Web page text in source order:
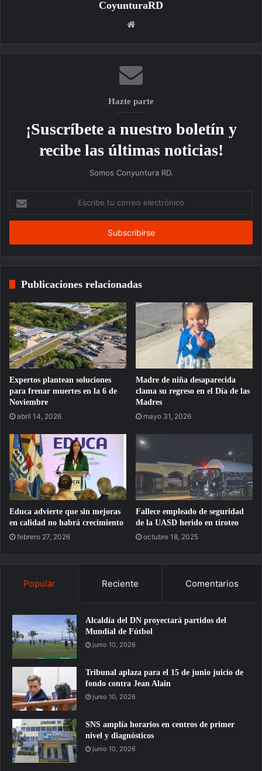
CoyunturaRD
Sitio
Hazte parte
¡Suscríbete a nuestro boletín y
recibe las últimas noticias!
Somos Conyuntura RD.
correo
Publicaciones relacionadas
Expertos plantean soluciones
para frenar muertes en la 6 de
Noviembre
abril 14, 2026
Madre de niña desaparecida
clama su regreso en el Día de las
Madres
mayo 31, 2026
Educa advierte que sin mejoras
en calidad no habrá crecimiento
febrero 27, 2026
Fallece empleado de seguridad
de la UASD herido en tiroteo
octubre 18, 2025
Popular Reciente Comentarios
Alcaldía del DN proyectará partidos del
Mundial de Fútbol
junio 10, 2026
Tribunal aplaza para el 15 de junio juicio de
fondo contra Jean Alain
junio 10, 2026
SNS amplía horarios en centros de primer
nivel y diagnósticos
junio 10, 2026